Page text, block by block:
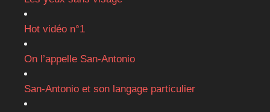
Hot vidéo n°1
On l’appelle San-Antonio
San-Antonio et son langage particulier